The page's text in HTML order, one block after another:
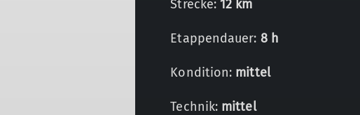
Strecke:12 km
Etappendauer: 8 h
Kondition: mittel
Technik: mittel